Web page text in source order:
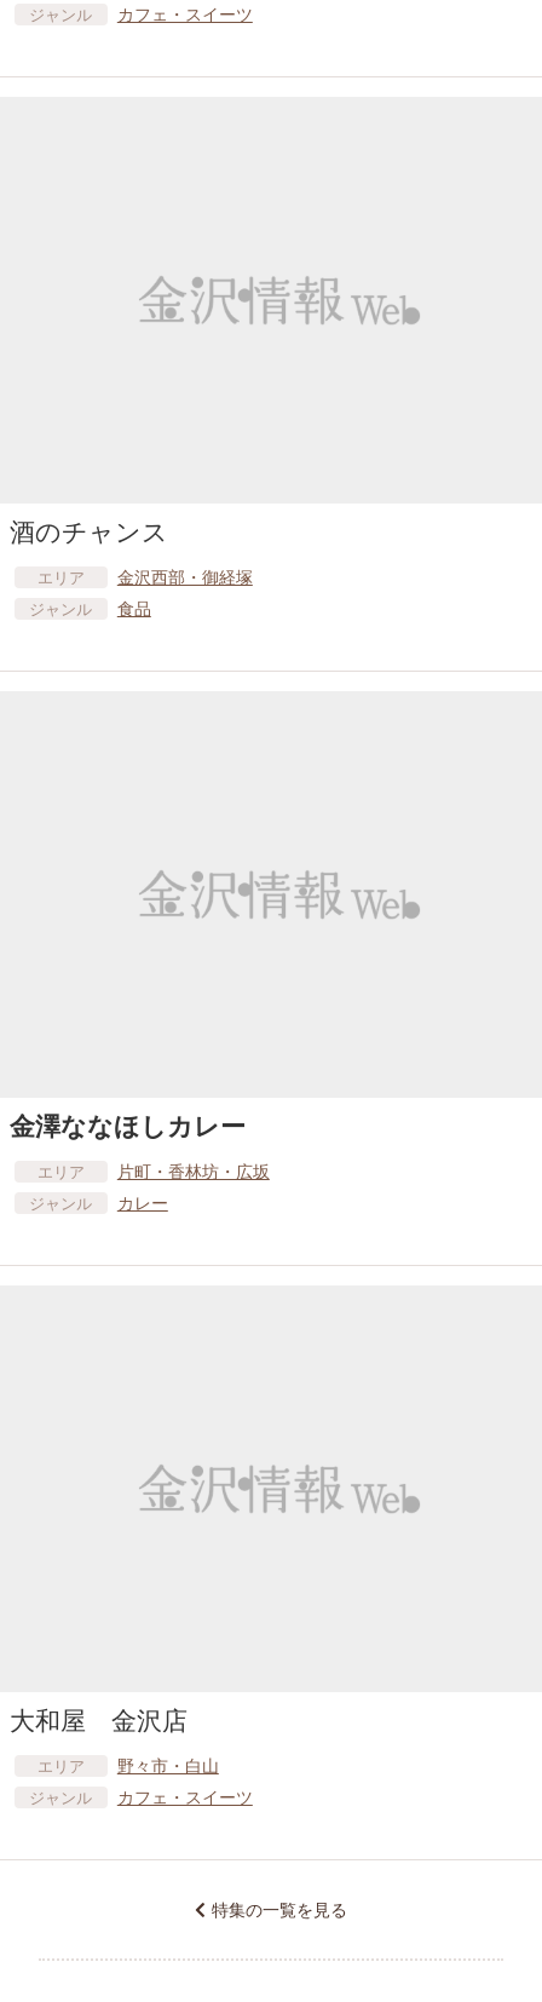
ジャンル カフェ・スイーツ
酒のチャンス
エリア 金沢西部・御経塚
ジャンル 食品
金澤ななほしカレー
エリア 片町・香林坊・広坂
ジャンル カレー
大和屋 金沢店
エリア 野々市・白山
ジャンル カフェ・スイーツ
特集の一覧を見る